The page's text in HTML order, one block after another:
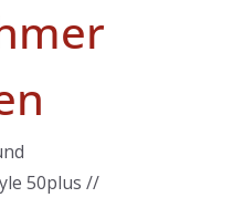
50plus //